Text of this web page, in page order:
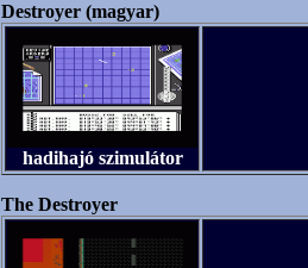
Destroyer (magyar)
hadihajó szimulátor
The Destroyer